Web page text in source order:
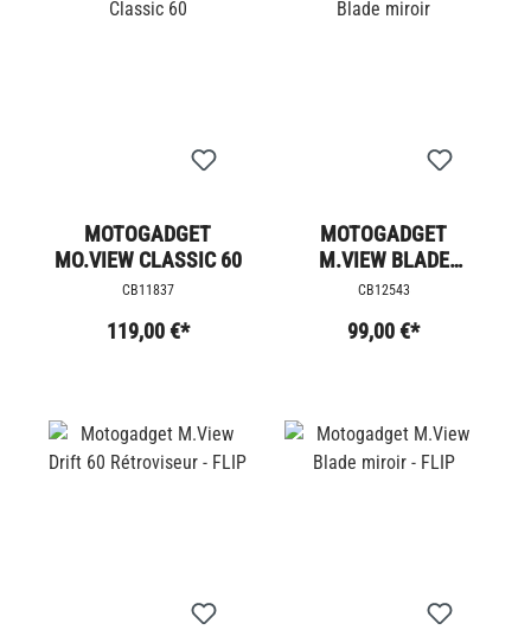
MOTOGADGET
MO.VIEW CLASSIC 60
CB11837
119,00 €*
MOTOGADGET
M.VIEW BLADE
MIROIR
CB12543
99,00 €*